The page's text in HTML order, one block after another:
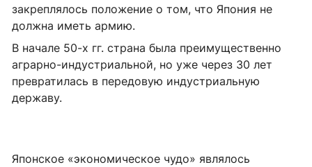
закреплялось положение о том, что Япония не
должна иметь армию.
В начале 50-х гг. страна была преимущественно
аграрно-индустриальной, но уже через 30 лет
превратилась в передовую индустриальную
державу.
Японское «экономическое чудо» являлось